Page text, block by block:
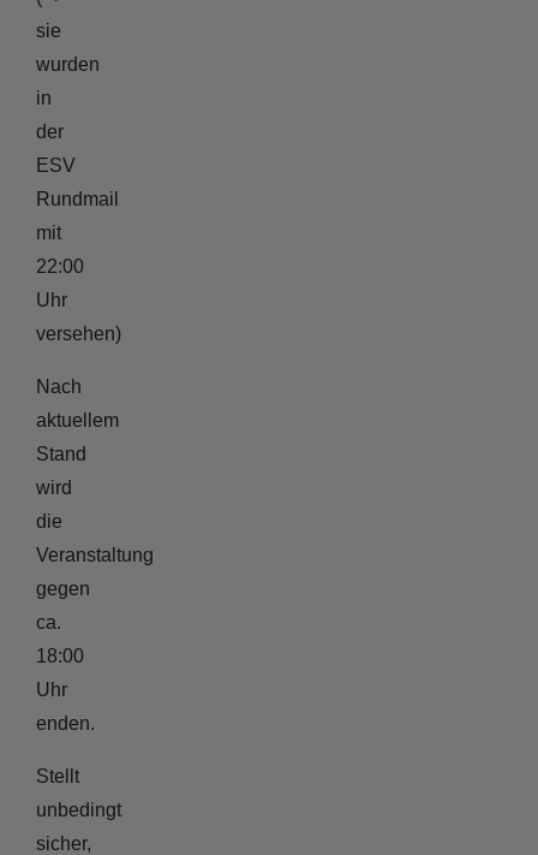
sie
wurden
in
der
ESV
Rundmail
mit
22:00
Uhr
versehen)
Nach
aktuellem
Stand
wird
die
Veranstaltung
gegen
ca.
18:00
Uhr
enden.
Stellt
unbedingt
sicher,